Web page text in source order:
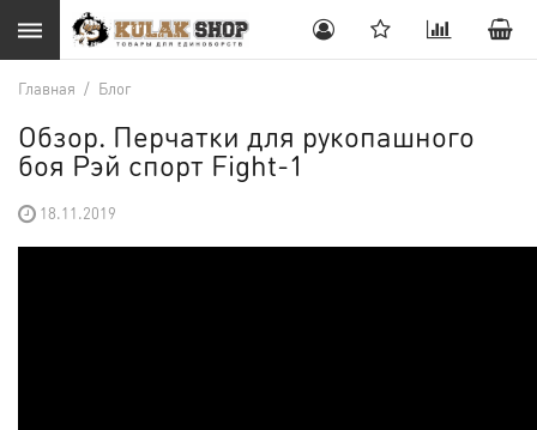
Главная / Блог
Обзор. Перчатки для рукопашного
боя Рэй спорт Fight-1
18.11.2019